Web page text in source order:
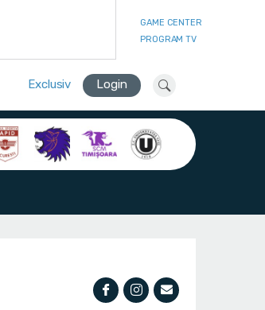
GAME CENTER
PROGRAM TV
Exclusiv Login